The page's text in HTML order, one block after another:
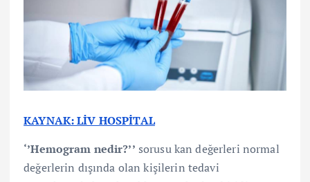
KAYNAK: LİV HOSPİTAL
‘’Hemogram nedir?’’ sorusu kan değerleri normal
değerlerin dışında olan kişilerin tedavi